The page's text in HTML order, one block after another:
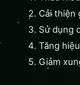
Cải thiện
Sử dụng
Tăng
Giảm